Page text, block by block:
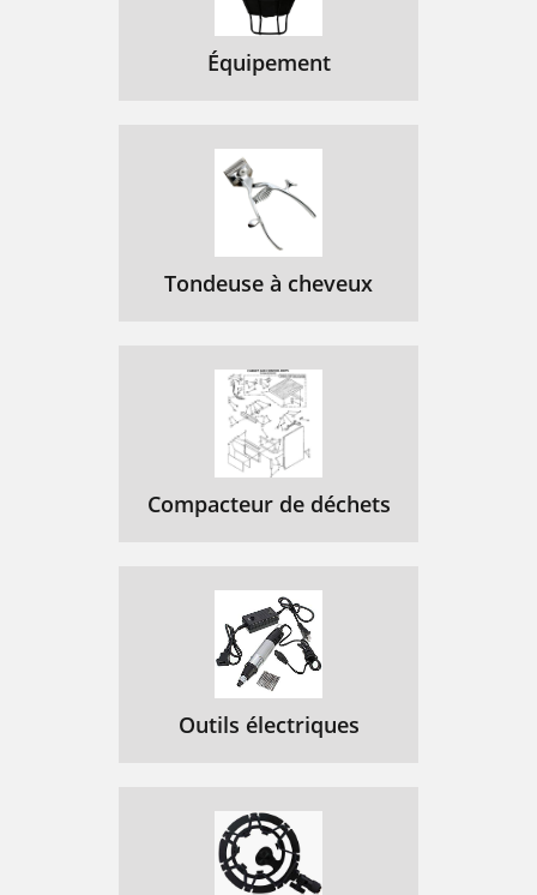
Équipement
Tondeuse à cheveux
Compacteur de déchets
Outils électriques